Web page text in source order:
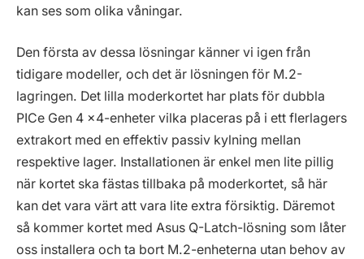
kan ses som olika våningar.
Den första av dessa lösningar känner vi igen från
tidigare modeller, och det är lösningen för M.2-
lagringen. Det lilla moderkortet har plats för dubbla
PICe Gen 4 x4-enheter vilka placeras på i ett flerlagers
extrakort med en effektiv passiv kylning mellan
respektive lager. Installationen är enkel men lite pillig
när kortet ska fästas tillbaka på moderkortet, så här
kan det vara värt att vara lite extra försiktig. Däremot
så kommer kortet med Asus Q-Latch-lösning som låter
oss installera och ta bort M.2-enheterna utan behov av